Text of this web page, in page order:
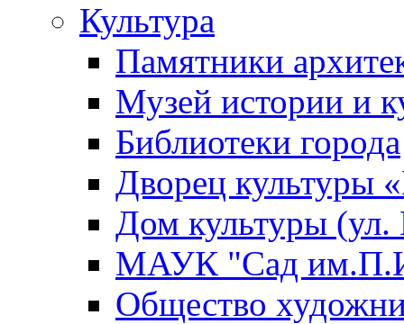
Культура
Памятники
Музей истории и
Библиотеки города
Дворец культуры
Дом культуры (ул.
МАУК "Сад
Общество